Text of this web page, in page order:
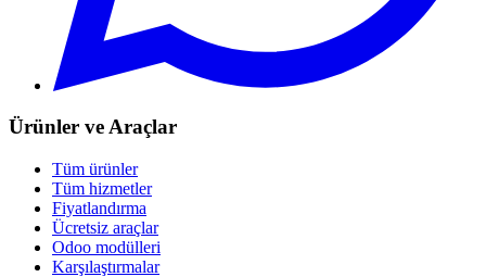
Ürünler ve Araçlar
Tüm ürünler
Tüm hizmetler
Fiyatlandırma
Ücretsiz araçlar
Odoo modülleri
Karşılaştırmalar